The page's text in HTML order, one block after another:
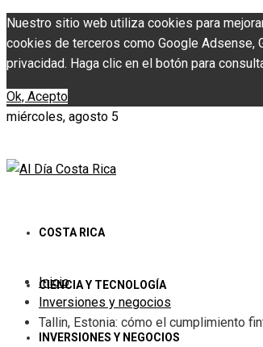
Nuestro sitio web utiliza cookies para
cookies de terceros como Google Adsense,
privacidad. Haga clic en el botón para
Ok, Acepto
miércoles, agosto 5
COSTA RICA
CIENCIA Y TECNOLOGÍA
INVERSIONES Y NEGOCIOS
Inicio
Inversiones y negocios
Tallin, Estonia: cómo el cumplimiento